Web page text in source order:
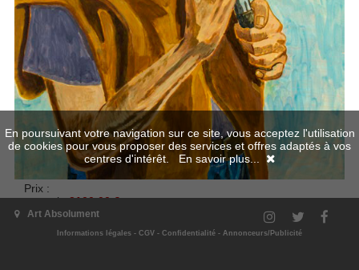
Prix :
normal
2100.00 €
TOM SAM
DÉCEPTION
Art Absolument
Informations légales - CGV - Confidentialité - Annonceurs/Publicité
En poursuivant votre navigation sur ce site, vous acceptez l'utilisation
de cookies pour vous proposer des services et offres adaptés à vos
centres d'intérêt. En savoir plus...